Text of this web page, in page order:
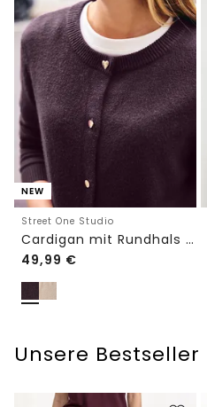
NEW
Street One Studio
Cardigan mit Rundhals und Knöpfen
49,99 €
Unsere Bestseller